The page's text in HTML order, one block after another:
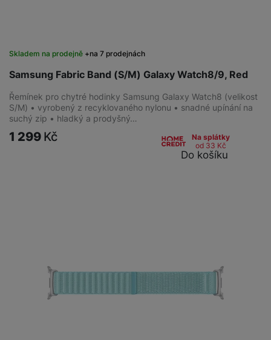
Samsung Fabric Band (S/M) Galaxy Watch8/9, Red
Skladem na prodejně na 7 prodejnách
Řemínek pro chytré hodinky Samsung Galaxy Watch8 (velikost
S/M) • vyrobený z recyklovaného nylonu • snadné upínání na
suchý zip • hladký a prodyšný…
1 299 Kč
Na splátky
od 33 Kč
Do košíku